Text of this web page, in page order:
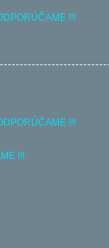
!!!
!!!
!!!